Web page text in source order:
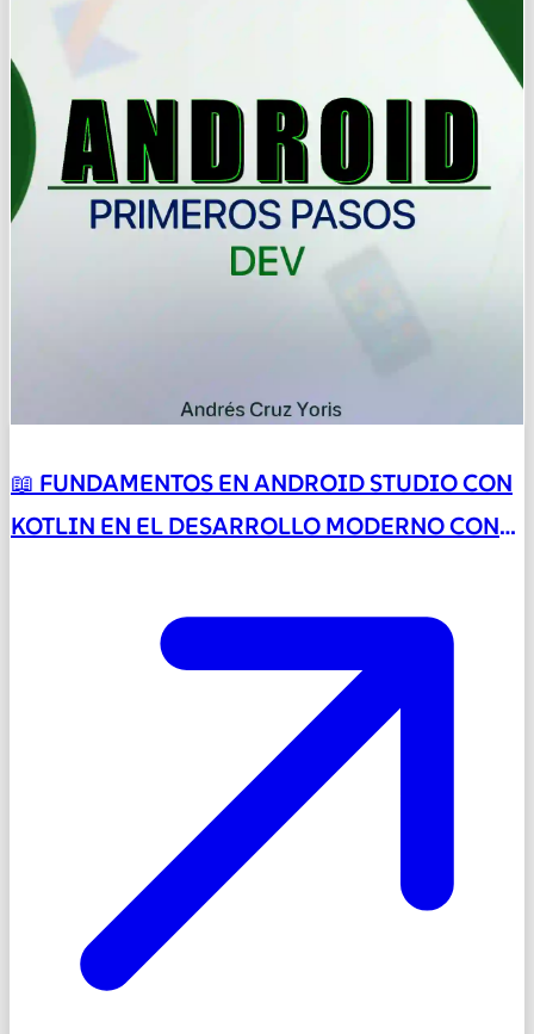
📖 FUNDAMENTOS EN ANDROID STUDIO CON
KOTLIN EN EL DESARROLLO MODERNO CON